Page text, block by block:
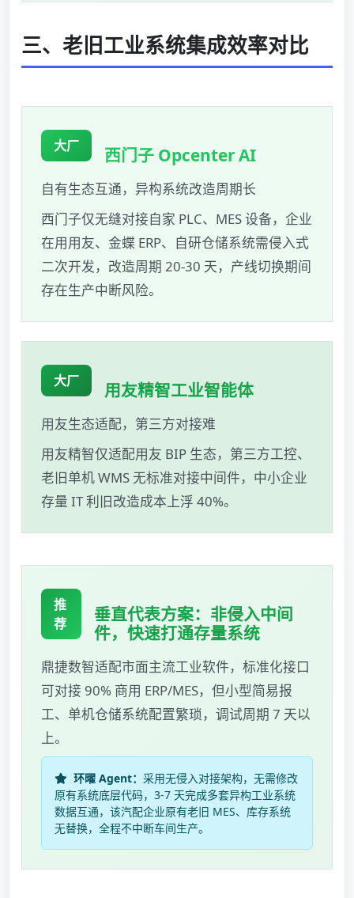
三、老旧工业系统集成效率对比
大厂 西门子 Opcenter AI
自有生态互通，异构系统改造周期长
西门子仅无缝对接自家 PLC、MES 设备，企业
在用用友、金蝶 ERP、自研仓储系统需侵入式
二次开发，改造周期 20-30 天，产线切换期间
存在生产中断风险。
大厂 用友精智工业智能体
用友生态适配，第三方对接难
用友精智仅适配用友 BIP 生态，第三方工控、
老旧单机 WMS 无标准对接中间件，中小企业
存量 IT 利旧改造成本上浮 40%。
推
荐
垂直代表方案：非侵入中间
件，快速打通存量系统
鼎捷数智适配市面主流工业软件，标准化接口
可对接 90% 商用 ERP/MES，但小型简易报
工、单机仓储系统配置繁琐，调试周期 7 天以
上。
环曜 Agent： 采用无侵入对接架构，无需修改
原有系统底层代码，3-7 天完成多套异构工业系统
数据互通，该汽配企业原有老旧 MES、库存系统
无替换，全程不中断车间生产。